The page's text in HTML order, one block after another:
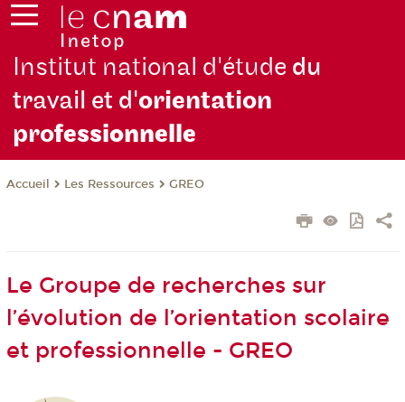
Institut national d'étude du
travail et d'orientation
professionnelle
Accueil Les Ressources GREO
Le Groupe de recherches sur
l’évolution de l’orientation scolaire
et professionnelle - GREO